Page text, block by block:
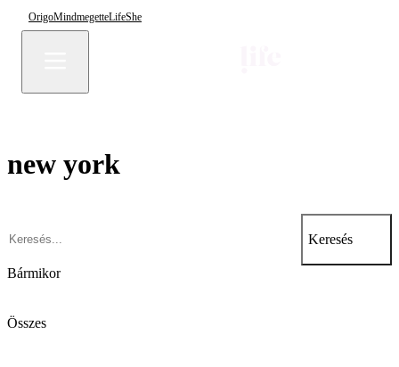
OrigoMindmegetteLifeShe
new york
Keresés
Bármikor
Összes